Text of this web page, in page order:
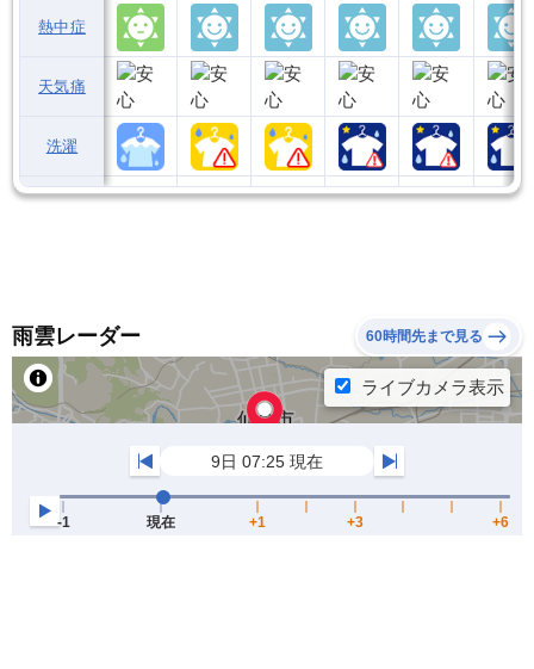
熱中症
天気痛
洗濯
雨雲レーダー 60時間先まで見る